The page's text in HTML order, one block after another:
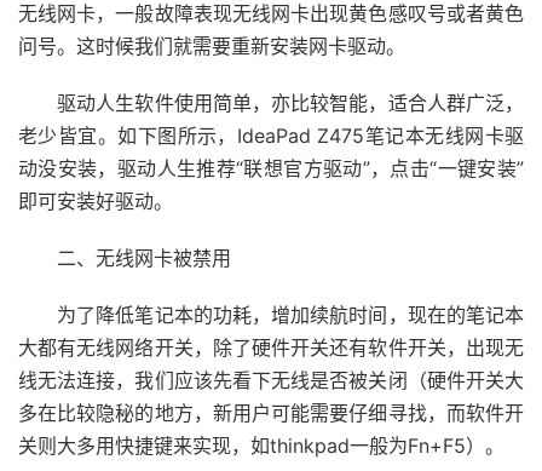
无线网卡，一般故障表现无线网卡出现黄色感叹号或者黄色
问号。这时候我们就需要重新安装网卡驱动。
驱动人生软件使用简单，亦比较智能，适合人群广泛，
老少皆宜。如下图所示，IdeaPad Z475笔记本无线网卡驱
动没安装，驱动人生推荐“联想官方驱动”，点击“一键安装”
即可安装好驱动。
二、无线网卡被禁用
为了降低笔记本的功耗，增加续航时间，现在的笔记本
大都有无线网络开关，除了硬件开关还有软件开关，出现无
线无法连接，我们应该先看下无线是否被关闭（硬件开关大
多在比较隐秘的地方，新用户可能需要仔细寻找，而软件开
关则大多用快捷键来实现，如thinkpad一般为Fn+F5）。